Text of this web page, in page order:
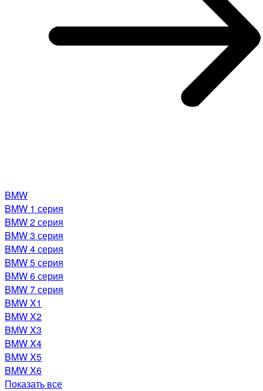
BMW
BMW 1 серия
BMW 2 серия
BMW 3 серия
BMW 4 серия
BMW 5 серия
BMW 6 серия
BMW 7 серия
BMW X1
BMW X2
BMW X3
BMW X4
BMW X5
BMW X6
Показать все